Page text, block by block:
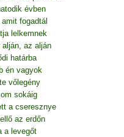
évben
fogadtál
lelkemnek
alján, az alján
határba
én vagyok
vőlegény
sokáig
a cseresznye
az erdőn
a levegőt